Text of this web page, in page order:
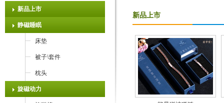
新品上市
静磁睡眠
床垫
被子\套件
枕头
旋磁动力
新品上市